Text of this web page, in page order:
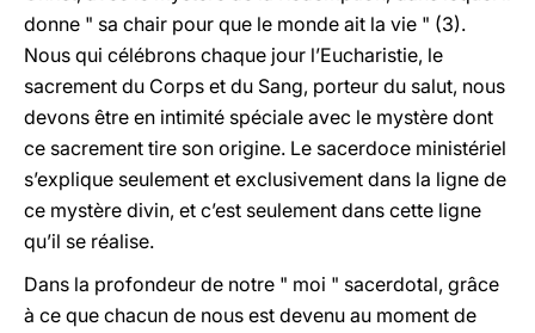
donne " sa chair pour que le monde ait la vie " (3).
Nous qui célébrons chaque jour l’Eucharistie, le
sacrement du Corps et du Sang, porteur du salut, nous
devons être en intimité spéciale avec le mystère dont
ce sacrement tire son origine. Le sacerdoce ministériel
s’explique seulement et exclusivement dans la ligne de
ce mystère divin, et c’est seulement dans cette ligne
qu’il se réalise.
Dans la profondeur de notre " moi " sacerdotal, grâce
à ce que chacun de nous est devenu au moment de